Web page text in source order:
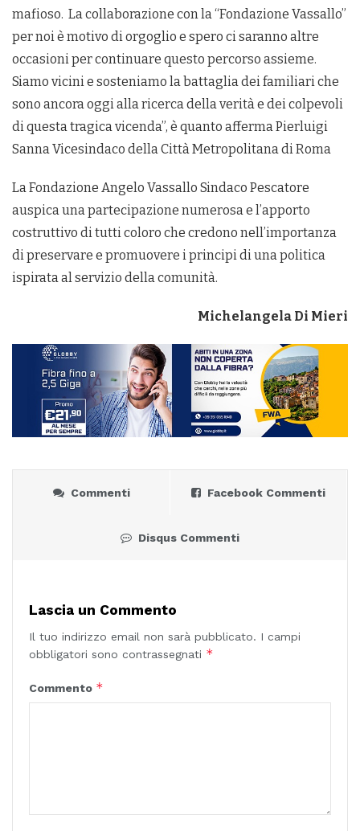
mafioso. La collaborazione con la “Fondazione Vassallo”
per noi è motivo di orgoglio e spero ci saranno altre
occasioni per continuare questo percorso assieme.
Siamo vicini e sosteniamo la battaglia dei familiari che
sono ancora oggi alla ricerca della verità e dei colpevoli
di questa tragica vicenda”, è quanto afferma Pierluigi
Sanna Vicesindaco della Città Metropolitana di Roma
La Fondazione Angelo Vassallo Sindaco Pescatore
auspica una partecipazione numerosa e l’apporto
costruttivo di tutti coloro che credono nell’importanza
di preservare e promuovere i principi di una politica
ispirata al servizio della comunità.
Michelangela Di Mieri
Commenti Facebook Commenti
Disqus Commenti
Lascia un Commento
Il tuo indirizzo email non sarà pubblicato. I campi
obbligatori sono contrassegnati *
Commento *